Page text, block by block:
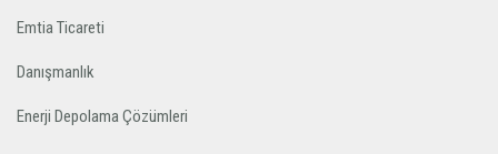
Emtia Ticareti
Danışmanlık
Enerji Depolama Çözümleri